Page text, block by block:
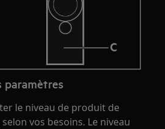
paramètres
le niveau de produit de
vos besoins. Le niveau